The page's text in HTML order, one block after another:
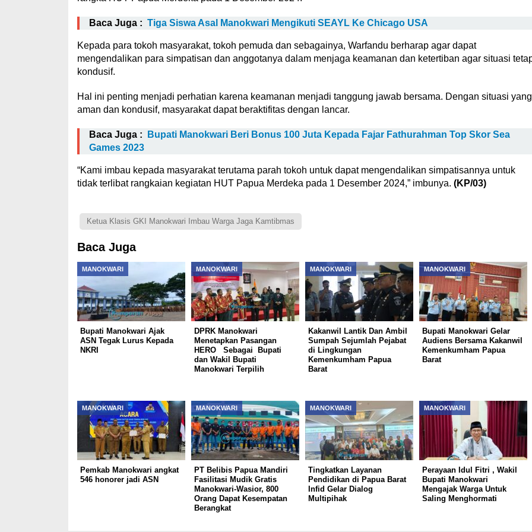
Baca Juga : Tiga Siswa Asal Manokwari Mengikuti SEAYL Ke Chicago USA
Kepada para tokoh masyarakat, tokoh pemuda dan sebagainya, Warfandu berharap agar dapat
mengendalikan para simpatisan dan anggotanya dalam menjaga keamanan dan ketertiban agar situasi
kondusif.
Hal ini penting menjadi perhatian karena keamanan menjadi tanggung jawab bersama. Dengan situasi yang
aman dan kondusif, masyarakat dapat beraktifitas dengan lancar.
Baca Juga :
Bupati Manokwari Beri Bonus 100 Juta Kepada Fajar Fathurahman Top Skor Sea
Games 2023
“Kami imbau kepada masyarakat terutama parah tokoh untuk dapat mengendalikan simpatisannya untuk
tidak terlibat rangkaian kegiatan HUT Papua Merdeka pada 1 Desember 2024,” imbunya. (KP/03)
Ketua Klasis GKI Manokwari Imbau Warga Jaga Kamtibmas
Baca Juga
MANOKWARI
Bupati Manokwari Ajak
ASN Tegak Lurus Kepada
NKRI
MANOKWARI
DPRK Manokwari
Menetapkan Pasangan
HERO Sebagai Bupati
dan Wakil Bupati
Manokwari Terpilih
MANOKWARI
Kakanwil Lantik Dan Ambil
Sumpah Sejumlah Pejabat
di Lingkungan
Kemenkumham Papua
Barat
MANOKWARI
Bupati Manokwari Gelar
Audiens Bersama Kakanwil
Kemenkumham Papua
Barat
MANOKWARI
Pemkab Manokwari angkat
546 honorer jadi ASN
MANOKWARI
PT Belibis Papua Mandiri
Fasilitasi Mudik Gratis
Manokwari-Wasior, 800
Orang Dapat Kesempatan
Berangkat
MANOKWARI
Tingkatkan Layanan
Pendidikan di Papua Barat
Infid Gelar Dialog
Multipihak
MANOKWARI
Perayaan Idul Fitri , Wakil
Bupati Manokwari
Mengajak Warga Untuk
Saling Menghormati